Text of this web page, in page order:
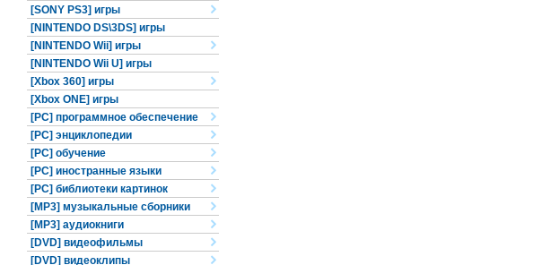
[SONY PS3] игры
[NINTENDO DS\3DS] игры
[NINTENDO Wii] игры
[NINTENDO Wii U] игры
[Xbox 360] игры
[Xbox ONE] игры
[PC] программное обеспечение
[PC] энциклопедии
[PC] обучение
[PC] иностранные языки
[PC] библиотеки картинок
[MP3] музыкальные сборники
[MP3] аудиокниги
[DVD] видеофильмы
[DVD] видеоклипы